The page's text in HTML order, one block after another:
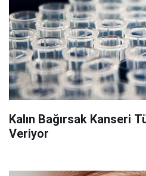
Kalın Bağırsak Kanseri
Veriyor